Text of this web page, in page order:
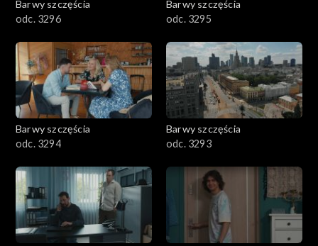
2301–2400
2201–2300
2101–2200
2001–2100
1801–1900
1701–1800
Barwy szczęścia
odc. 3296
Barwy szczęścia
odc. 3295
Barwy szczęścia
odc. 3294
Barwy szczęścia
odc. 3293